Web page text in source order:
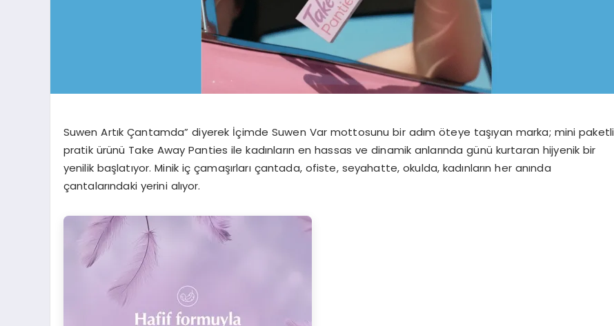
Suwen Artık Çantamda” diyerek İçimde Suwen Var mottosunu bir adım öteye taşıyan marka; mini paketli
pratik ürünü Take Away Panties ile kadınların en hassas ve dinamik anlarında günü kurtaran hijyenik bir
yenilik başlatıyor. Minik iç çamaşırları çantada, ofiste, seyahatte, okulda, kadınların her anında
çantalarındaki yerini alıyor.